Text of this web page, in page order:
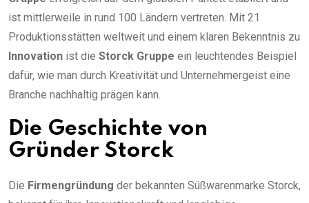
ist mittlerweile in rund 100 Ländern vertreten. Mit 21
Produktionsstätten weltweit und einem klaren Bekenntnis zu
Innovation ist die Storck Gruppe ein leuchtendes Beispiel
dafür, wie man durch Kreativität und Unternehmergeist eine
Branche nachhaltig prägen kann.
Die Geschichte von
Gründer Storck
Die Firmengründung der bekannten Süßwarenmarke Storck,